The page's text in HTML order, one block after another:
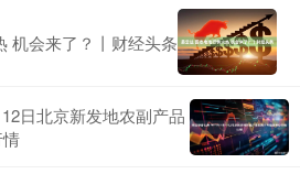
机会来了？丨财经头条
日北京新发地农副产品